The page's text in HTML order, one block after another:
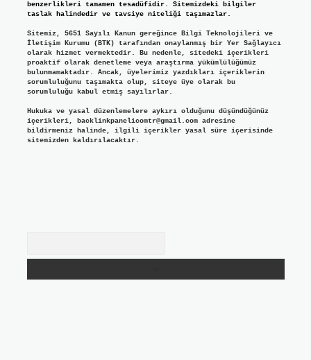
benzerlikleri tamamen tesadüfidir. Sitemizdeki bilgiler
taslak halindedir ve tavsiye niteliği taşımazlar.
Sitemiz, 5651 Sayılı Kanun gereğince Bilgi Teknolojileri ve
İletişim Kurumu (BTK) tarafından onaylanmış bir Yer Sağlayıcı
olarak hizmet vermektedir. Bu nedenle, sitedeki içerikleri
proaktif olarak denetleme veya araştırma yükümlülüğümüz
bulunmamaktadır. Ancak, üyelerimiz yazdıkları içeriklerin
sorumluluğunu taşımakta olup, siteye üye olarak bu
sorumluluğu kabul etmiş sayılırlar.
Hukuka ve yasal düzenlemelere aykırı olduğunu düşündüğünüz
içerikleri, backlinkpanelicomtr@gmail.comadresine
bildirmeniz halinde, ilgili içerikler yasal süre içerisinde
sitemizden kaldırılacaktır.